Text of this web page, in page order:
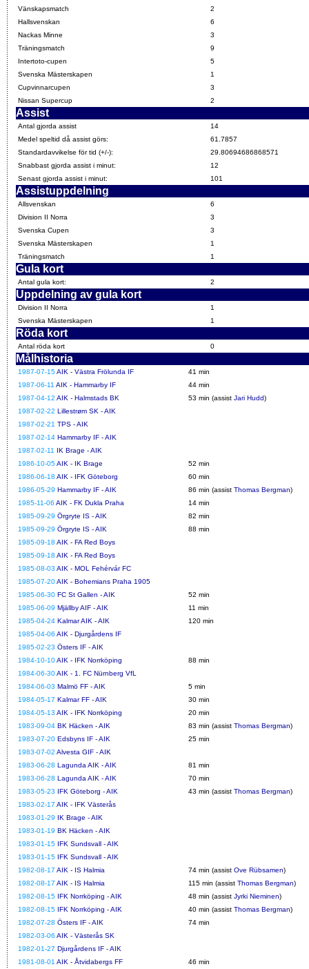
Vänskapsmatch
2
Hallsvenskan
6
Nackas Minne
3
Träningsmatch
9
Intertoto-cupen
5
Svenska Mästerskapen
1
Cupvinnarcupen
3
Nissan Supercup
2
Assist
Antal gjorda assist
14
Medel speltid då assist görs:
61.7857
Standardavvikelse för tid (+/-):
29.80694686868571
Snabbast gjorda assist i minut:
12
Senast gjorda assist i minut:
101
Assistuppdelning
Allsvenskan
6
Division II Norra
3
Svenska Cupen
3
Svenska Mästerskapen
1
Träningsmatch
1
Gula kort
Antal gula kort: 2
Uppdelning av gula kort
Division II Norra
1
Svenska Mästerskapen
1
Röda kort
Antal röda kort 0
Målhistoria
1987-07-15AIK - Västra Frölunda IF
41 min
1987-06-11 AIK - Hammarby IF
44 min
1987-04-12 AIK - Halmstads BK 53 min (assist Jari Hudd)
1987-02-22 Lillestrøm SK - AIK
1987-02-21 TPS - AIK
1987-02-14 Hammarby IF - AIK
1987-02-11 IK Brage - AIK
1986-10-05AIK - IK Brage
52 min
1986-06-18 AIK - IFK Göteborg
60 min
1986-05-29 Hammarby IF - AIK 86 min (assist Thomas Bergman)
1985-11-06 AIK - FK Dukla Praha
14 min
1985-09-29 Örgryte IS - AIK
82 min
1985-09-29 Örgryte IS - AIK
88 min
1985-09-18 AIK - FA Red Boys
1985-09-18 AIK - FA Red Boys
1985-08-03 AIK - MOL Fehérvár FC
1985-07-20AIK - Bohemians Praha 1905
1985-06-30 FC St Gallen - AIK
52 min
1985-06-09 Mjällby AIF - AIK
11 min
1985-04-24 Kalmar AIK - AIK
120 min
1985-04-06 AIK - Djurgårdens IF
1985-02-23 Östers IF - AIK
1984-10-10AIK - IFK Norrköping
88 min
1984-06-30AIK - 1. FC Nürnberg VfL
1984-06-03 Malmö FF - AIK
5 min
1984-05-17 Kalmar FF - AIK
30 min
1984-05-13 AIK - IFK Norrköping
20 min
1983-09-04 BK Häcken - AIK 83 min (assist Thomas Bergman)
1983-07-20 Edsbyns IF - AIK
25 min
1983-07-02 Alvesta GIF - AIK
1983-06-28 Lagunda AIK - AIK
81 min
1983-06-28 Lagunda AIK - AIK
70 min
1983-05-23 IFK Göteborg - AIK 43 min (assist Thomas Bergman)
1983-02-17 AIK - IFK Västerås
1983-01-29 IK Brage - AIK
1983-01-19 BK Häcken - AIK
1983-01-15 IFK Sundsvall - AIK
1983-01-15 IFK Sundsvall - AIK
1982-08-17 AIK - IS Halmia 74 min (assist Ove Rübsamen)
1982-08-17 AIK - IS Halmia 115 min (assist Thomas Bergman)
1982-08-15 IFK Norrköping - AIK 48 min (assist Jyrki Nieminen)
1982-08-15 IFK Norrköping - AIK 40 min (assist Thomas Bergman)
1982-07-28 Östers IF - AIK
74 min
1982-03-06 AIK - Västerås SK
1982-01-27 Djurgårdens IF - AIK
1981-08-01 AIK - Åtvidabergs FF 46 min